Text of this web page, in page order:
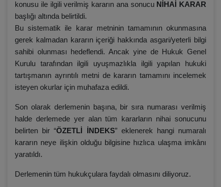
konusu ile ilgili verilmiş kararın ana sonucu NİHAİ KARAR
başlığı altında belirtildi.
Bu sistematik ile karar metninin tamamının okunmasına
gerek kalmadan kararın içeriği hakkında asgari/yeterli bilgi
sahibi olunması hedeflendi. Ancak yine de Hukuk Genel
Kurulu tarafından ilgili uyuşmazlıkla ilgili yapılan hukuki
tartışmanın ayrıntılı metni de kararın tamamını incelemek
isteyen okurlar için muhafaza edildi.
Son olarak derlemenin başına, bir sıra numarası verilmiş
halde derlemede yer alan tüm kararların nihai sonucunu
belirten bir “ÖZETLİ İNDEKS” eklenerek hangi numaralı
kararın neye ilişkin olduğu bilgisine hızlıca ulaşma imkânı
yaratıldı.
Derlemenin tüm hukukçulara faydalı olmasını diliyoruz.